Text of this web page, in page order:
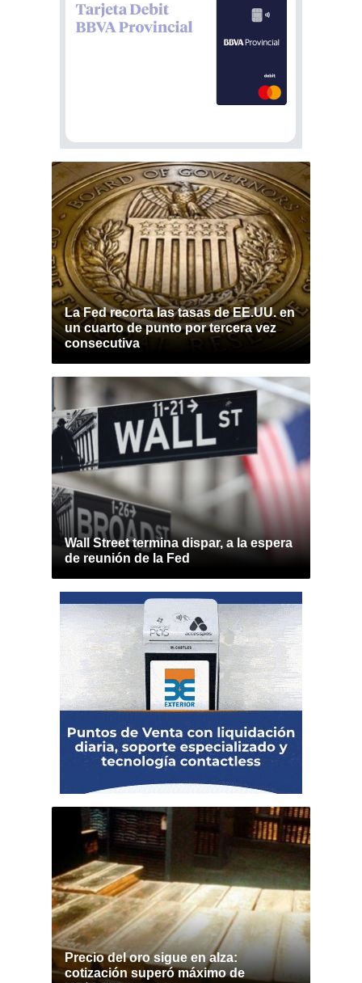
La Fed recorta las tasas de EE.UU. en
un cuarto de punto por tercera vez
consecutiva
Wall Street termina dispar, a la espera
de reunión de la Fed
Precio del oro sigue en alza:
cotización superó máximo de